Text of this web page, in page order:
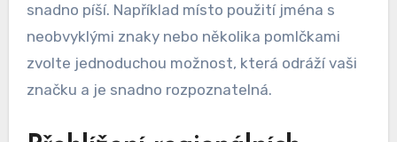
snadno píší. Například místo použití jména s
neobvyklými znaky nebo několika pomlčkami
zvolte jednoduchou možnost, která odráží vaši
značku a je snadno rozpoznatelná.